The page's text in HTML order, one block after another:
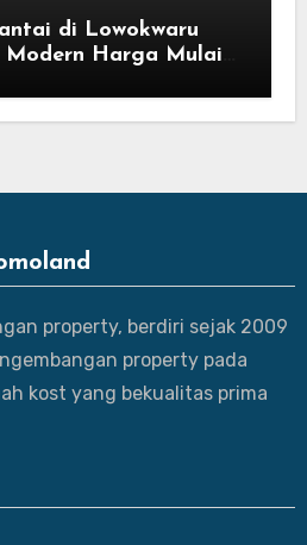
di Lowokwaru
Modern Harga Mulai
property, berdiri sejak 2009
property pada
kost yang bekualitas prima